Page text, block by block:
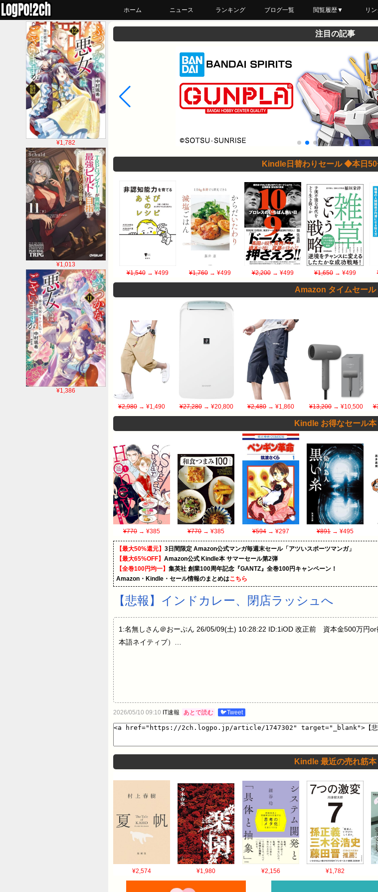
ホーム ニュース ランキング ブログ一覧 閲覧履歴▼
最近読んだ
あとで読む
ブックマーク
リ
¥1,782
¥1,013
¥1,386
注目の記事
Kindle日替わりセール ◆本日50
¥1,540→ ¥499 ¥1,760 → ¥499 ¥2,200→ ¥499 ¥1,650 → ¥499
Amazon タイムセール
¥2,980 → ¥1,490 ¥27,280→ ¥20,800 ¥2,480→ ¥1,860 ¥13,200→ ¥10,500
Kindle お得なセール本
¥770 → ¥385 ¥770→ ¥385 ¥594→ ¥297 ¥891→ ¥495
【最大50%還元】 3日間限定 Amazon公式マンガ毎週末セール「アツいスポーツマンガ」
【最大65%OFF】 Amazon公式 Kindle本 サマーセール第2弾
【全巻100円均一】 集英社 創業100周年記念『GANTZ』全巻100円キャンペーン！
Amazon・Kindle・セール情報のまとめはこちら
【悲報】インドカレー、閉店ラッシュへ
1:名無しさん＠おーぷん 26/05/09(土) 10:28:22 ID:1iOD 改正前 資本金500万円
本語ネイティブ）…
2026/05/10 09:10 IT速報 あとで読む 🐦Tweet
Kindle 最近の売れ筋本
¥2,574 ¥1,980 ¥2,156 ¥1,782